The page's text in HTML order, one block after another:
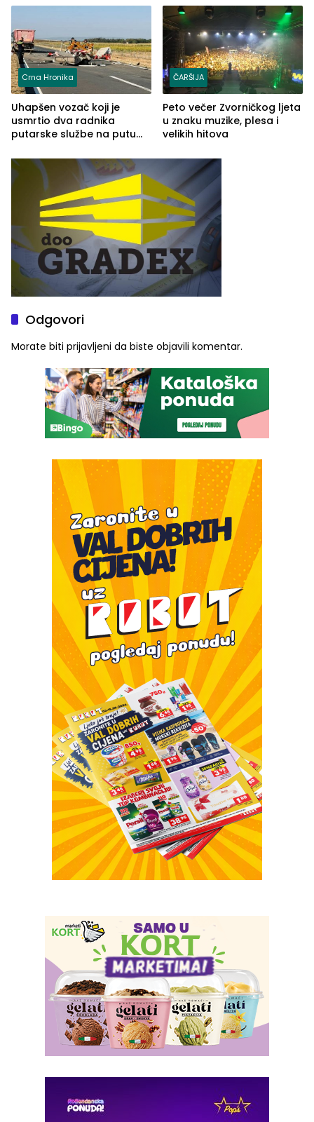
Crna Hronika
Uhapšen vozač koji je
usmrtio dva radnika
putarske službe na putu
(FOTO)
ČARŠIJA
Peto večer Zvorničkog ljeta
u znaku muzike, plesa i
velikih hitova
Odgovori
Morate biti prijavljeni da biste objavili komentar.